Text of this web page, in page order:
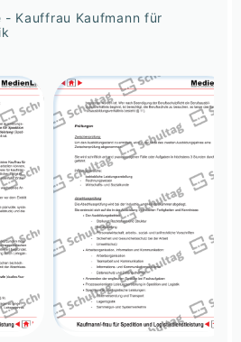
- Kauffrau Kaufmann für